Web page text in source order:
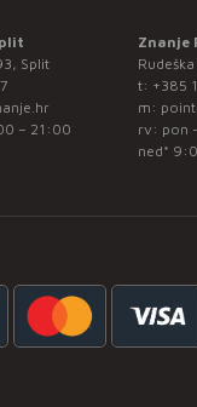
Split
– 21:00
Znanje
t: +385
m:
rv: pon
ned*